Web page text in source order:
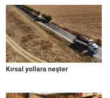
Kırsal yollara neşter